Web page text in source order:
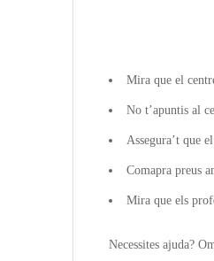
Mira que el
No t’apuntis al
Assegura’t que
Comapra preus
Mira que els
Necessites ajuda?